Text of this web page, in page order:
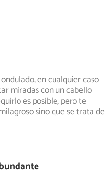
en cualquier caso
miradas con un cabello
es posible, pero te
sino que se trata de